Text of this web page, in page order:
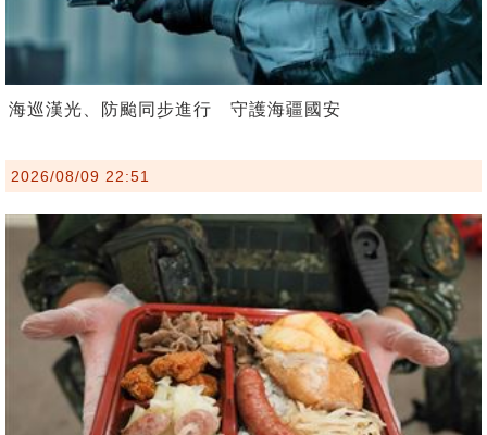
海巡漢光、防颱同步進行 守護海疆國安
2026/08/09 22:51